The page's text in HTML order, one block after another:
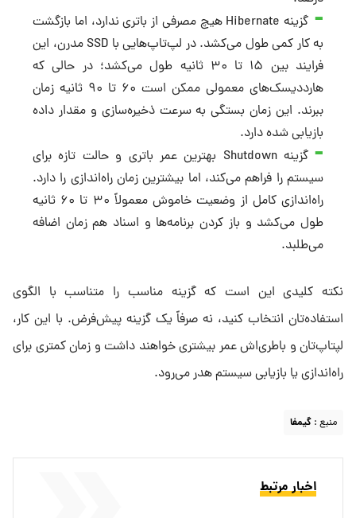
گزینه Hibernate هیچ مصرفی از باتری ندارد، اما بازگشت
به کار کمی طول می‌کشد. در لپ‌تاپ‌هایی با SSD مدرن، این
فرایند بین ۱۵ تا ۳۰ ثانیه طول می‌کشد؛ در حالی که
هارددیسک‌های معمولی ممکن است ۶۰ تا ۹۰ ثانیه زمان
ببرند. این زمان بستگی به سرعت ذخیره‌سازی و مقدار داده
بازیابی شده دارد.
گزینه Shutdown بهترین عمر باتری و حالت تازه برای
سیستم را فراهم می‌کند، اما بیشترین زمان راه‌اندازی را دارد.
راه‌اندازی کامل از وضعیت خاموش معمولاً ۳۰ تا ۶۰ ثانیه
طول می‌کشد و باز کردن برنامه‌ها و اسناد هم زمان اضافه
می‌طلبد.
نکته کلیدی این است که گزینه مناسب را متناسب با الگوی
استفاده‌تان انتخاب کنید، نه صرفاً یک گزینه پیش‌فرض. با این کار،
لپتاپ‌تان و باطری‌اش عمر بیشتری خواهند داشت و زمان کمتری برای
راه‌اندازی یا بازیابی سیستم هدر می‌رود.
منبع : گیمفا
اخبار مرتبط